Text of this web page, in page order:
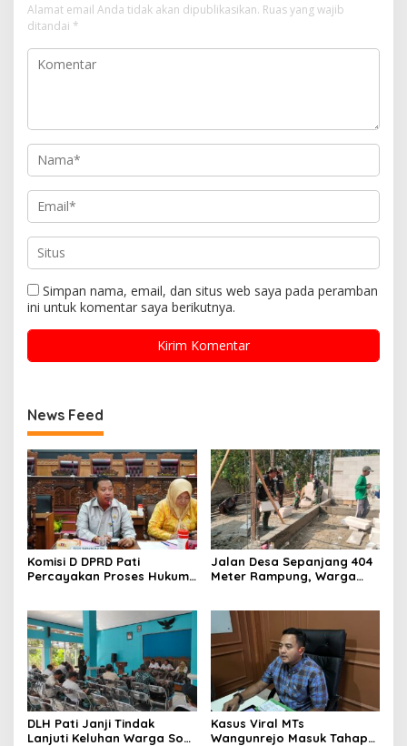
Alamat email Anda tidak akan dipublikasikan. Ruas yang wajib
ditandai *
Simpan nama, email, dan situs web saya pada peramban
ini untuk komentar saya berikutnya.
News Feed
Komisi D DPRD Pati
Percayakan Proses Hukum
Jalan Desa Sepanjang 404
Meter Rampung, Warga
DLH Pati Janji Tindak
Lanjuti Keluhan Warga Soal
Kasus Viral MTs
Wangunrejo Masuk Tahap